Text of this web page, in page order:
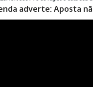
adverte: Aposta